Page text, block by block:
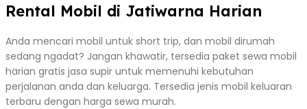
Rental Mobil di Jatiwarna Harian
Anda mencari mobil untuk short trip, dan mobil dirumah
sedang ngadat? Jangan khawatir, tersedia paket sewa mobil
harian gratis jasa supir untuk memenuhi kebutuhan
perjalanan anda dan keluarga. Tersedia jenis mobil keluaran
terbaru dengan harga sewa murah.